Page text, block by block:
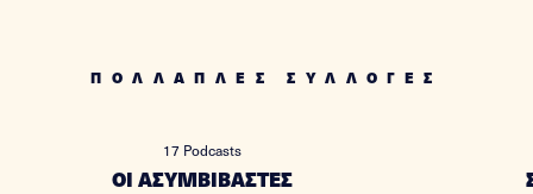
ΠΟΛΛΑΠΛΕΣ ΣΥΛΛΟΓΕΣ
17 Podcasts
ΟΙ ΑΣΥΜΒΙΒΑΣΤΕΣ